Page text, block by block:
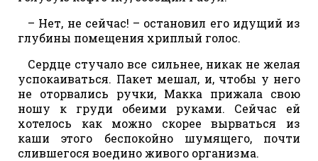
– Нет, не сейчас! – остановил его идущий из
глубины помещения хриплый голос.
Сердце стучало все сильнее, никак не желая
успокаиваться. Пакет мешал, и, чтобы у него
не оторвались ручки, Макка прижала свою
ношу к груди обеими руками. Сейчас ей
хотелось как можно скорее вырваться из
каши этого беспокойно шумящего, почти
слившегося воедино живого организма.